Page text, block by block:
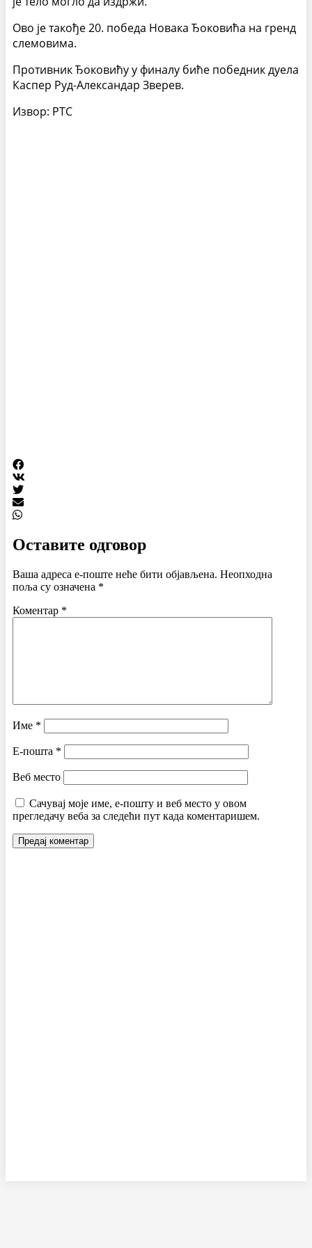
Ово је такође 20. победа Новака Ђоковића на гренд
слемовима.
Противник Ђоковићу у финалу биће победник дуела
Каспер Руд-Александар Зверев.
Извор: РТС
Оставите одговор
Ваша адреса е-поште неће бити објављена. Неопходна
поља су означена *
Коментар *
Име *
Е-пошта *
Веб место
Сачувај моје име, е-пошту и веб место у овом
прегледачу веба за следећи пут када коментаришем.